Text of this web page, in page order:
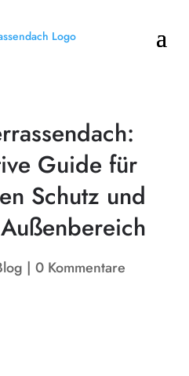
Guide für
Schutz und
0 Kommentare